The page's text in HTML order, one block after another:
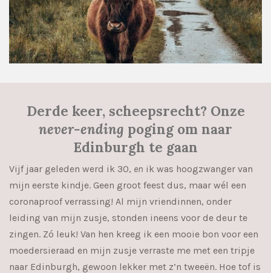
Derde keer, scheepsrecht? Onze
never-ending poging om naar
Edinburgh te gaan
Vijf jaar geleden werd ik 30, en ik was hoogzwanger van
mijn eerste kindje. Geen groot feest dus, maar wél een
coronaproof verrassing! Al mijn vriendinnen, onder
leiding van mijn zusje, stonden ineens voor de deur te
zingen. Zó leuk! Van hen kreeg ik een mooie bon voor een
moedersieraad en mijn zusje verraste me met een tripje
naar Edinburgh, gewoon lekker met z’n tweeën. Hoe tof is